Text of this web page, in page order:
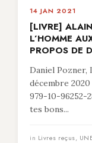
14 JAN 2021
[LIVRE]
L’HOMME
PROPOS DE
Daniel Pozner,
décembre
979-10-96252-
tes bons...
in Livres reçus,